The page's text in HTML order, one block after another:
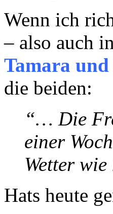
Wenn ich
– also auch
Tamara
die beiden:
“… Die
einer
Wetter
Hats heute